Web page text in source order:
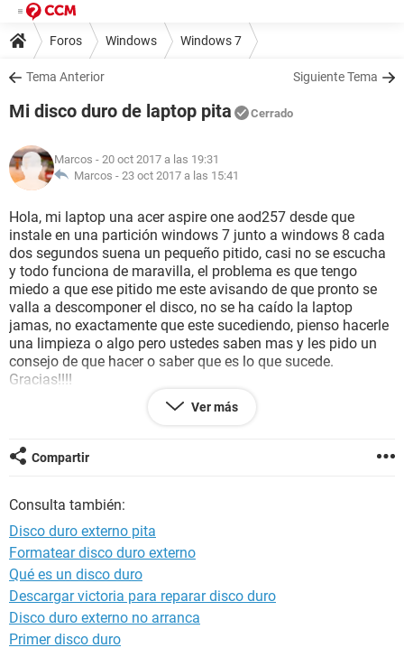
Foros Windows Windows 7
Tema Anterior Siguiente Tema
Mi disco duro de laptop pita Cerrado
Marcos - 20 oct 2017 a las 19:31
Marcos - 23 oct 2017 a las 15:41
Hola, mi laptop una acer aspire one aod257 desde que
instale en una partición windows 7 junto a windows 8 cada
dos segundos suena un pequeño pitido, casi no se escucha
y todo funciona de maravilla, el problema es que tengo
miedo a que ese pitido me este avisando de que pronto se
valla a descomponer el disco, no se ha caído la laptop
jamas, no exactamente que este sucediendo, pienso hacerle
una limpieza o algo pero ustedes saben mas y les pido un
consejo de que hacer o saber que es lo que sucede.
Gracias!!!!
Ver más
Compartir
Consulta también:
Disco duro externo pita
Formatear disco duro externo
Qué es un disco duro
Descargar victoria para reparar disco duro
Disco duro externo no arranca
Primer disco duro